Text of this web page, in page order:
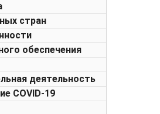
стран
обеспечения
деятельность
COVID-19